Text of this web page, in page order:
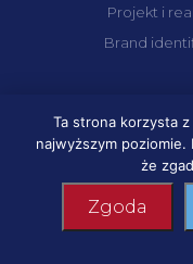
Czytaj więcej
Projekt i
Brand
Ta strona korzysta
najwyższym
że
Zgoda